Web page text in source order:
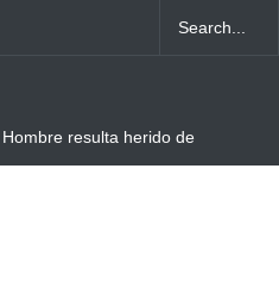
Hombre resulta herido de
de su pareja en Villa Cerro,